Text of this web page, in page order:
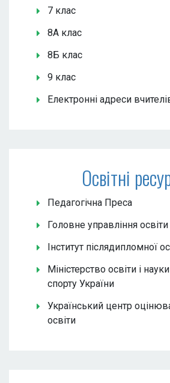
7 клас
8А клас
8Б клас
9 клас
Електронні адреси
Освітні
Педагогічна Преса
Головне управління освіти
Інститут післядипломної
Міністерство освіти і
спорту України
Український центр
освіти